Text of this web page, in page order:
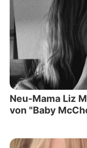
Neu-Mama Liz
von "Baby